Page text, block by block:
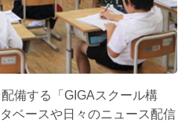
備する「GIGAスクール構
ベースや日々のニュース配信